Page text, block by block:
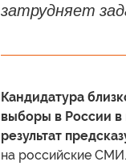
затрудняет
Кандидатура
выборы в России
результат
на российские